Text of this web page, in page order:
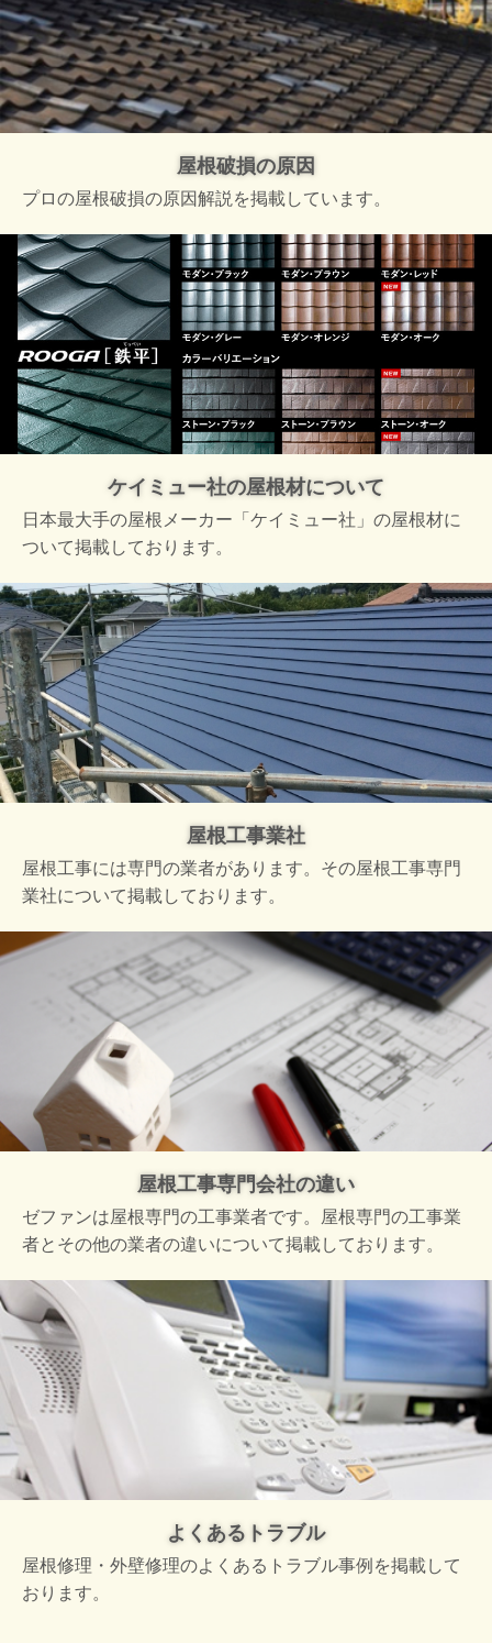
屋根破損の原因
プロの屋根破損の原因解説を掲載しています。
ケイミュー社の屋根材について
日本最大手の屋根メーカー「ケイミュー社」の屋根材に
ついて掲載しております。
屋根工事業社
屋根工事には専門の業者があります。その屋根工事専門
業社について掲載しております。
屋根工事専門会社の違い
ゼファンは屋根専門の工事業者です。屋根専門の工事業
者とその他の業者の違いについて掲載しております。
よくあるトラブル
屋根修理・外壁修理のよくあるトラブル事例を掲載して
おります。